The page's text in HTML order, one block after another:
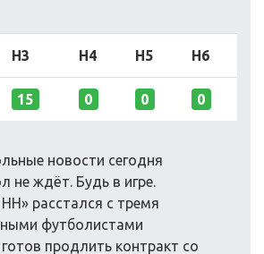
H3 H4 H5 H6
15 0 0 0
новости сегодня
не ждёт. Будь в игре.
расстался с тремя
футболистами
продлить контракт со